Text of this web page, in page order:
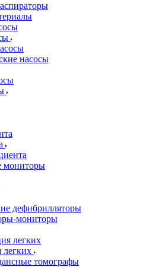
насосы
мониторы
дефибрилляторы
мониторы
легких
томографы